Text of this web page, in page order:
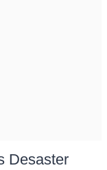
Desaster